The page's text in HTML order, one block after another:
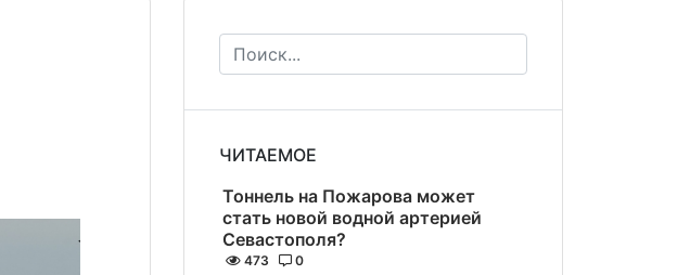
ЧИТАЕМОЕ
Тоннель на Пожарова может
стать новой водной артерией
Севастополя?
473 0